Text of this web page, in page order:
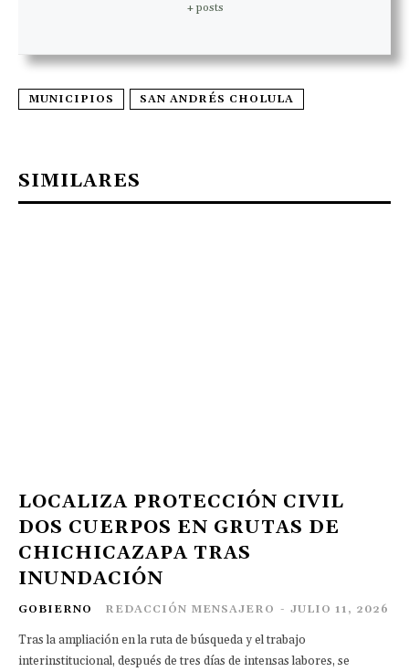
+ posts
MUNICIPIOS SAN ANDRÉS CHOLULA
SIMILARES
LOCALIZA PROTECCIÓN CIVIL
DOS CUERPOS EN GRUTAS DE
CHICHICAZAPA TRAS
INUNDACIÓN
GOBIERNO REDACCIÓN MENSAJERO - JULIO 11, 2026
Tras la ampliación en la ruta de búsqueda y el trabajo
interinstitucional, después de tres días de intensas labores, se